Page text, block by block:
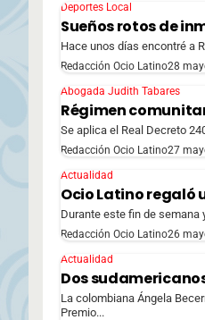
Deportes Local
Sueños rotos de
Hace unos días encontré a
Redacción Ocio Latino28
Abogada Judith Tabares
Régimen
Se aplica el Real Decreto
Redacción Ocio Latino27
Actualidad
Ocio Latino regaló
Durante este fin de semana
Redacción Ocio Latino26
Actualidad
Dos
La colombiana Ángela
Premio...